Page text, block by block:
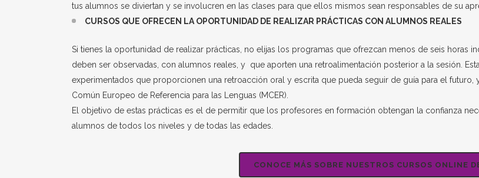
tus alumnos se diviertan y se involucren en las clases para que ellos mismos sean responsables de su
CURSOS QUE OFRECEN LA OPORTUNIDAD DE REALIZAR PRÁCTICAS CON ALUMNOS REALES
Si tienes la oportunidad de realizar prácticas, no elijas los programas que ofrezcan menos de seis horas
deben ser observadas, con alumnos reales, y que aporten una retroalimentación posterior a la sesión.
experimentados que proporcionen una retroacción oral y escrita que pueda seguir de guía para el futuro,
Común Europeo de Referencia para las Lenguas (MCER)
El objetivo de estas prácticas es el de permitir que los profesores en formación obtengan la confianza
alumnos de todos los niveles y de todas las edades.
CONOCE MÁS SOBRE NUESTROS CURSOS ONLINE